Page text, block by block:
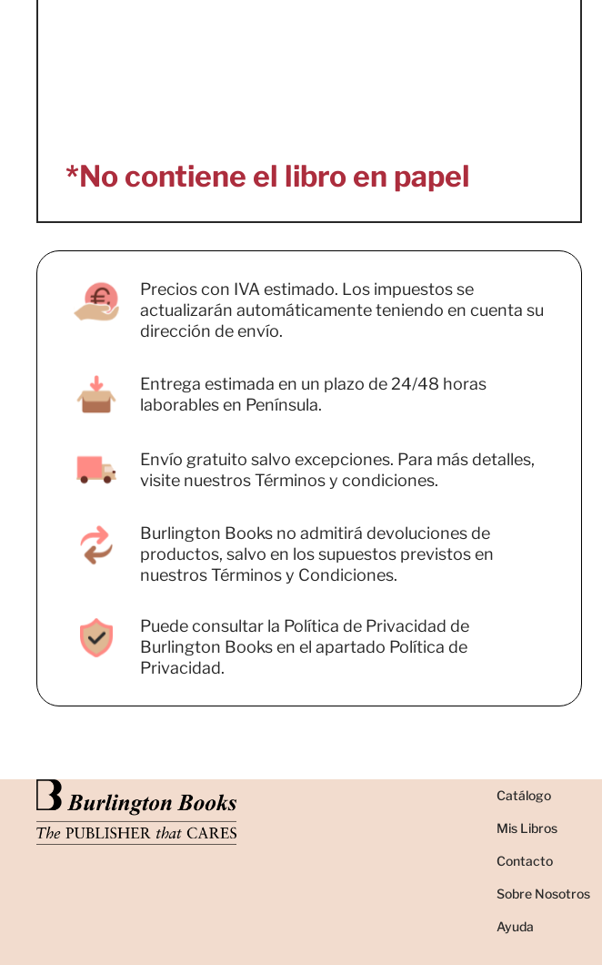
Precios con IVA estimado. Los impuestos se
actualizarán automáticamente teniendo en cuenta su
dirección de envío.
Entrega estimada en un plazo de 24/48 horas
laborables en Península.
Envío gratuito salvo excepciones. Para más detalles,
visite nuestros Términos y condiciones.
Burlington Books no admitirá devoluciones de
productos, salvo en los supuestos previstos en
nuestros Términos y Condiciones.
Puede consultar la Política de Privacidad de
Burlington Books en el apartado Política de
Privacidad.
Catálogo
Mis Libros
Contacto
Sobre Nosotros
Ayuda